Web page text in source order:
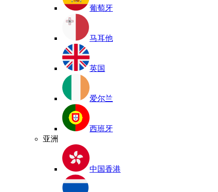
葡萄牙
马耳他
英国
爱尔兰
西班牙
亚洲
中国香港